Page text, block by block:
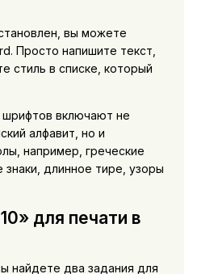
вы можете
Просто напишите текст,
стиль в списке, который
шрифтов включают не
алфавит, но и
например, греческие
длинное тире, узоры
для печати в
найдете два задания для